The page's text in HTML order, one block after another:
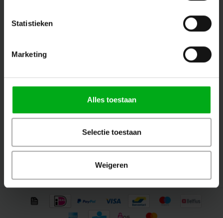
Statistieken
Marketing
Alles toestaan
Selectie toestaan
Weigeren
Contact
Get the latest updates, news and product offers via email